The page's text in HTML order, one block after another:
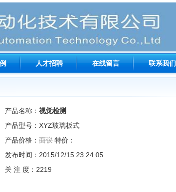
人才招聘 在线留言 联系我们
产品名称： 视觉检测
产品型号：XYZ玻璃板式
产品价格： 面议 特价：
发布时间：2015/12/15 23:24:05
关 注 度：2219